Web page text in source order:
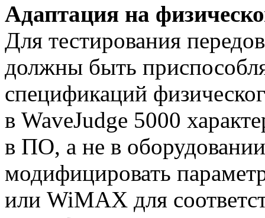
Адаптация на
Для тестирования
должны быть
спецификаций
в WaveJudge 5000
в ПО, а не в
модифицировать
или WiMAX для